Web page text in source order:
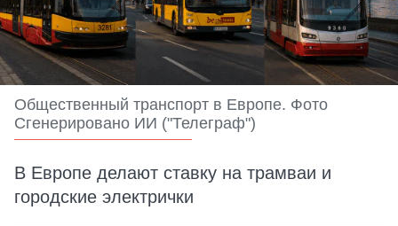
Общественный транспорт в Европе. Фото
Сгенерировано ИИ ("Телеграф")
В Европе делают ставку на трамваи и
городские электрички